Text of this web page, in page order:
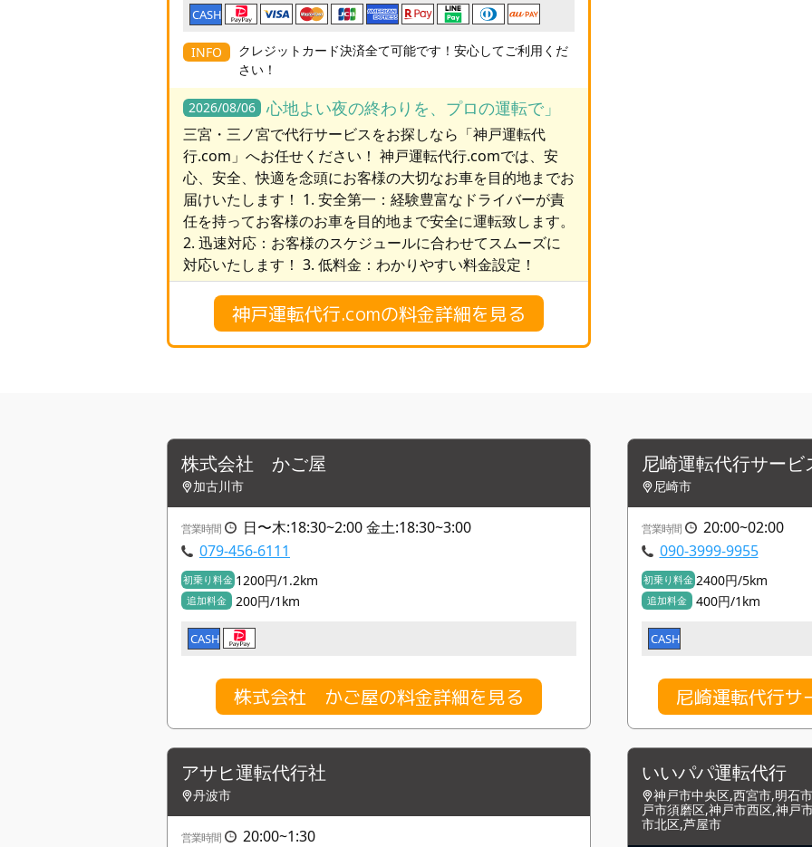
CASH
INFO
クレジットカード決済全て可能です！安心してご利用くだ
さい！
2026/08/06 心地よい夜の終わりを、プロの運転で」
三宮・三ノ宮で代行サービスをお探しなら「神戸運転代
行.com」へお任せください！ 神戸運転代行.comでは、安
心、安全、快適を念頭にお客様の大切なお車を目的地までお
届けいたします！ 1. 安全第一：経験豊富なドライバーが責
任を持ってお客様のお車を目的地まで安全に運転致します。
2. 迅速対応：お客様のスケジュールに合わせてスムーズに
対応いたします！ 3. 低料金：わかりやすい料金設定！
神戸運転代行.comの料金詳細を見る
株式会社 かご屋
加古川市
営業時間
日〜木:18:30~2:00 金土:18:30~3:00
079-456-6111
初乗り料金 1200円/1.2km
追加料金 200円/1km
CASH
株式会社 かご屋の料金詳細を見る
尼崎運転代行サービ
尼崎市
営業時間
20:00~02:00
090-3999-9955
初乗り料金 2400円/5km
追加料金 400円/1km
CASH
尼崎運転代行サ
アサヒ運転代行社
丹波市
営業時間
20:00~1:30
いいパパ運転代行
神戸市中央区,西宮市,明石
戸市須磨区,神戸市西区,神戸
市北区,芦屋市